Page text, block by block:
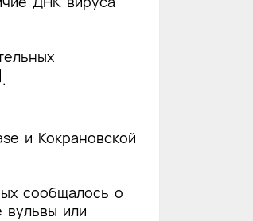
.
и Кокрановской
сообщалось о
вульвы или